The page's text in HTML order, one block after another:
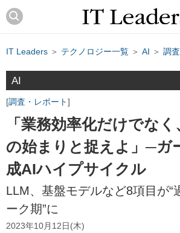
IT Leaders ＞ テクノロジー一覧 ＞ AI ＞ 調
AI
調査・レポート
「業務効率化だけでな
の始まりと捉えよ」─ガ
成AIハイプサイクル
LLM、基盤モデルなど8項目が“
ーク期”に
2023年10月12日(木)